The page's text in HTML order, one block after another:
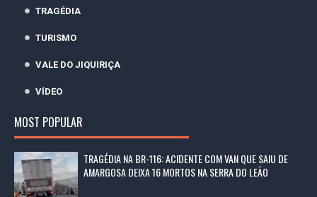
TRAGÉDIA
TURISMO
VALE DO JIQUIRIÇA
VÍDEO
MOST POPULAR
TRAGÉDIA NA BR-116: ACIDENTE COM VAN QUE SAIU DE
AMARGOSA DEIXA 16 MORTOS NA SERRA DO LEÃO